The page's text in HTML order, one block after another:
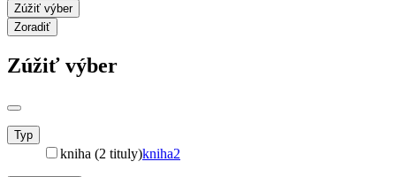
Zúžiť výber
Zoradiť
Zúžiť výber
Typ
kniha (2 tituly)kniha2